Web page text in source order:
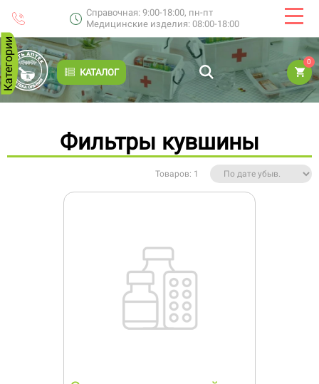
Справочная: 9:00-18:00, пн-пт
Медицинские изделия: 08:00-18:00
КАТАЛОГ
0
Категории
Фильтры кувшины
Товаров: 1